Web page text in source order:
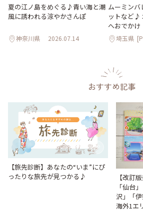
夏の江ノ島をめぐる♪青い海と潮
風に誘われる涼やかさんぽ
神奈川県 2026.07.14
ムーミンバ
ットなど♪
へおでかけ
埼玉県
おすすめ記事
【旅先診断】あなたの“いま”にぴ
ったりな旅先が見つかる♪
【改訂
「仙台
沢」「
海外1エ